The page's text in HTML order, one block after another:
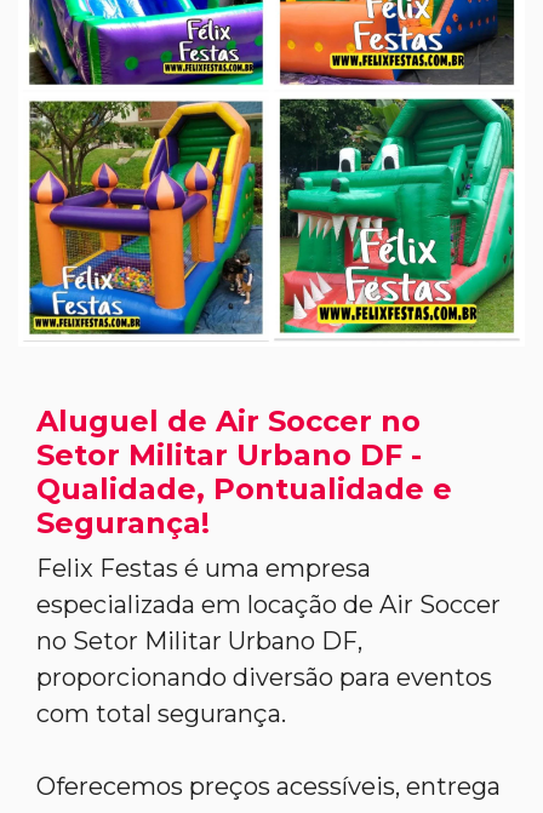
Aluguel de Air Soccer no
Setor Militar Urbano DF -
Qualidade, Pontualidade e
Segurança!
Felix Festas é uma empresa
especializada em locação de Air Soccer
no Setor Militar Urbano DF,
proporcionando diversão para eventos
com total segurança.
Oferecemos preços acessíveis, entrega